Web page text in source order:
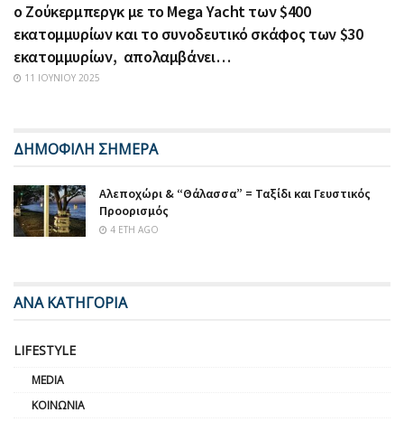
ο Ζούκερμπεργκ με το Μega Υacht των $400
εκατομμυρίων και το συνοδευτικό σκάφος των $30
εκατομμυρίων, απολαμβάνει…
11 ΙΟΥΝΊΟΥ 2025
ΔΗΜΟΦΙΛΗ ΣΗΜΕΡΑ
Αλεποχώρι & “Θάλασσα” = Ταξίδι και Γευστικός
Προορισμός
4 ΈΤΗ AGO
ΑΝΑ ΚΑΤΗΓΟΡΙΑ
LIFESTYLE
MEDIA
ΚΟΙΝΩΝΊΑ